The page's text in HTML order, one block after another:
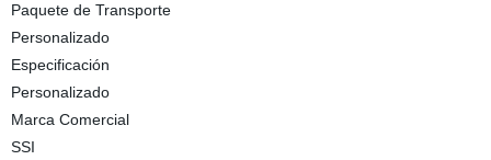
Paquete de Transporte
Personalizado
Especificación
Personalizado
Marca Comercial
SSI